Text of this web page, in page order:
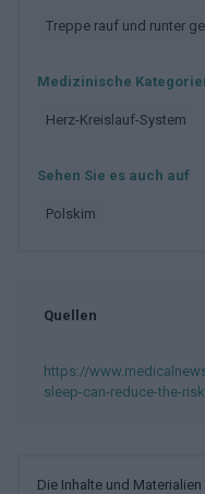
Treppe rauf und runter
Medizinische
Herz-Kreislauf-System
Sehen Sie es auch auf
polskim
Quellen
https://
sleep-can-reduce-the-
Die Inhalte und